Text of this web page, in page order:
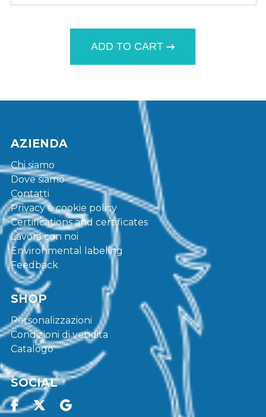
ADD TO CART
AZIENDA
Chi siamo
Dove siamo
Contatti
Privacy e cookie policy
Certifications and certificates
Lavora con noi
Environmental labeling
Feedback
SHOP
Personalizzazioni
Condizioni di vendita
Catalogo
SOCIAL